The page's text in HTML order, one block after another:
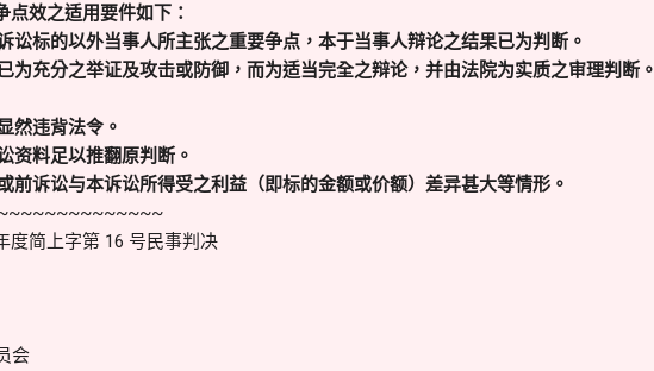
点效之适用要件如下：
标的以外当事人所主张之重要争点，本于当事人辩论之结果已为判断。
充分之举证及攻击或防御，而为适当完全之辩论，并由法院为实质之审理判断。
违背法令。
料足以推翻原判断。
诉讼与本诉讼所得受之利益（即标的金额或价额）差异甚大等情形。
度简上字第 16 号民事判决
会